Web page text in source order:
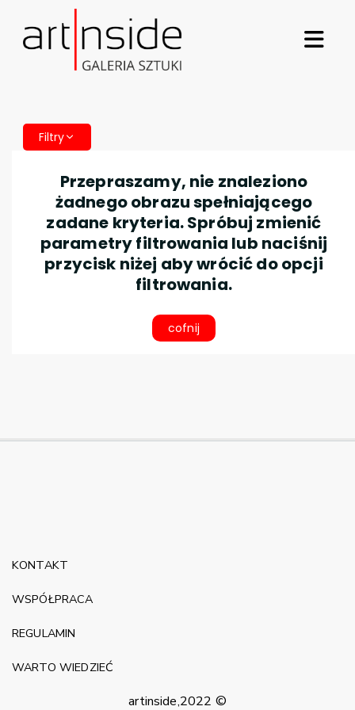
Filtry
Przepraszamy, nie znaleziono
żadnego obrazu spełniającego
zadane kryteria. Spróbuj zmienić
parametry filtrowania lub naciśnij
przycisk niżej aby wrócić do opcji
filtrowania.
cofnij
artinside,2022 ©
KONTAKT
WSPÓŁPRACA
REGULAMIN
WARTO WIEDZIEĆ